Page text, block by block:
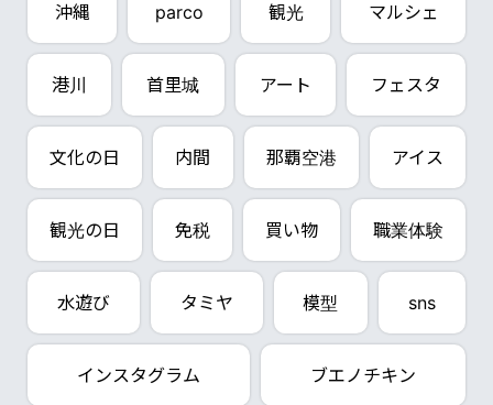
沖縄 parco 観光 マルシェ
港川 首里城 アート フェスタ
文化の日 内間 那覇空港 アイス
観光の日 免税 買い物 職業体験
水遊び タミヤ 模型 sns
インスタグラム ブエノチキン